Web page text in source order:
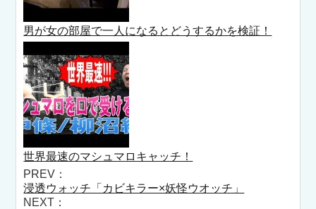
男が女の部屋で一人になるとどうするかを検証！
世界最速のマシュマロキャッチ！
PREV：
浸透ウォッチ「カビキラー×妖怪ウオッチ」
NEXT：